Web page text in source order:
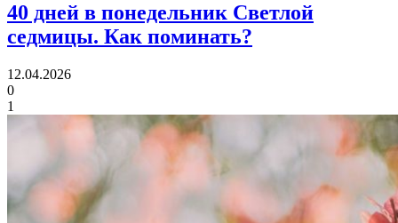
40 дней в понедельник Светлой
седмицы. Как поминать?
12.04.2026
0
1